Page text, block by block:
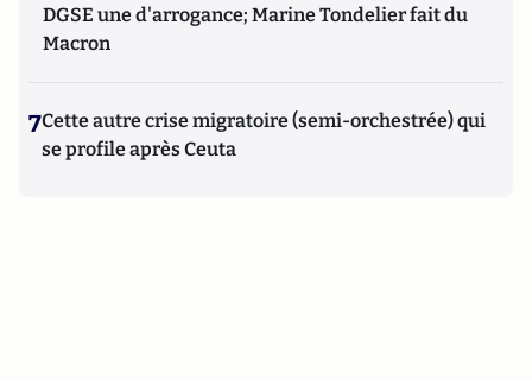
DGSE une d'arrogance; Marine Tondelier fait du
Macron
7Cette autre crise migratoire (semi-orchestrée) qui
se profile après Ceuta